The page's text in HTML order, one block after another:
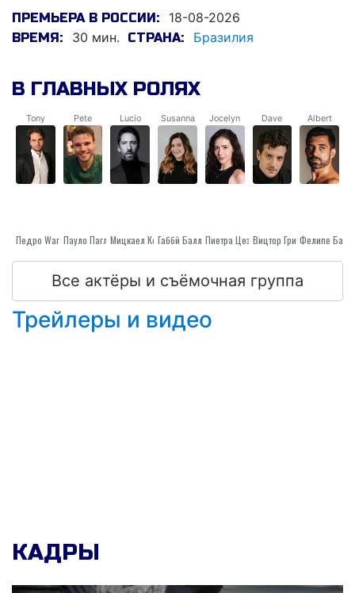
ПРЕМЬЕРА В РОССИИ: 18-08-2026
ВРЕМЯ: 30 мин. СТРАНА: Бразилия
В ГЛАВНЫХ РОЛЯХ
Tony
Педро Wагнер
Pete
Пауло Паглиосса
Lucio
Мицкаел Корнблум
Susanna
Габбй Баллхаусен
Jocelyn
Пиетра Цезимбра
Dave
Вицтор Гримони
Albert
Все актёры и съёмочная группа
Трейлеры и видео
КАДРЫ